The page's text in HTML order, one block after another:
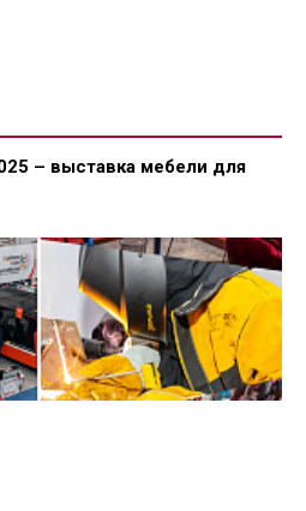
– выставка мебели для